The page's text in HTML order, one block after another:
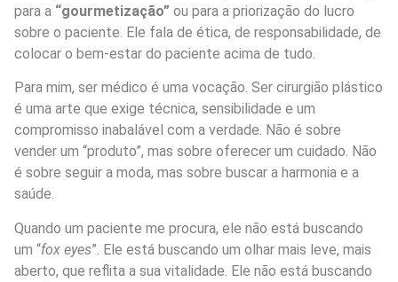
para a “gourmetização” ou para a priorização do lucro
sobre o paciente. Ele fala de ética, de responsabilidade, de
colocar o bem-estar do paciente acima de tudo.
Para mim, ser médico é uma vocação. Ser cirurgião plástico
é uma arte que exige técnica, sensibilidade e um
compromisso inabalável com a verdade. Não é sobre
vender um “produto”, mas sobre oferecer um cuidado. Não
é sobre seguir a moda, mas sobre buscar a harmonia e a
saúde.
Quando um paciente me procura, ele não está buscando
um “fox eyes”. Ele está buscando um olhar mais leve, mais
aberto, que reflita a sua vitalidade. Ele não está buscando